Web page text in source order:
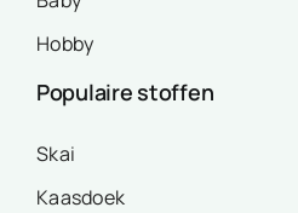
Hobby
Populaire stoffen
Skai
Kaasdoek